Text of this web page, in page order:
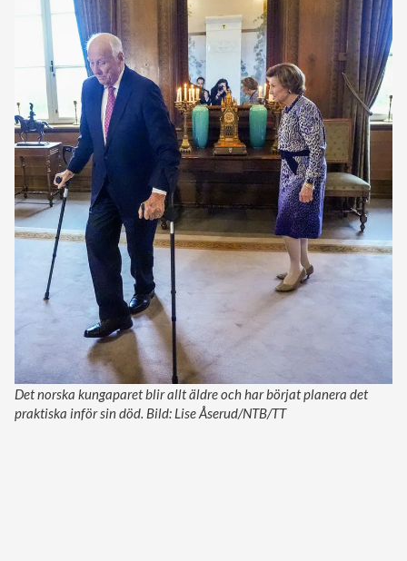
Det norska kungaparet blir allt äldre och har börjat planera det
praktiska inför sin död. Bild: Lise Åserud/NTB/TT